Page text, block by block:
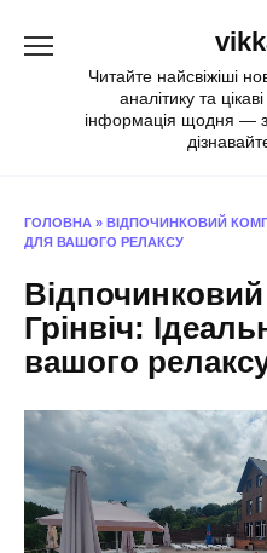
Читайте найсвіжіші
аналітику та
інформація щодня —
ГОЛОВНА » ВІДПОЧИНКОВИЙ
ДЛЯ ВАШОГО РЕЛАКСУ
Грінвіч:
вашого